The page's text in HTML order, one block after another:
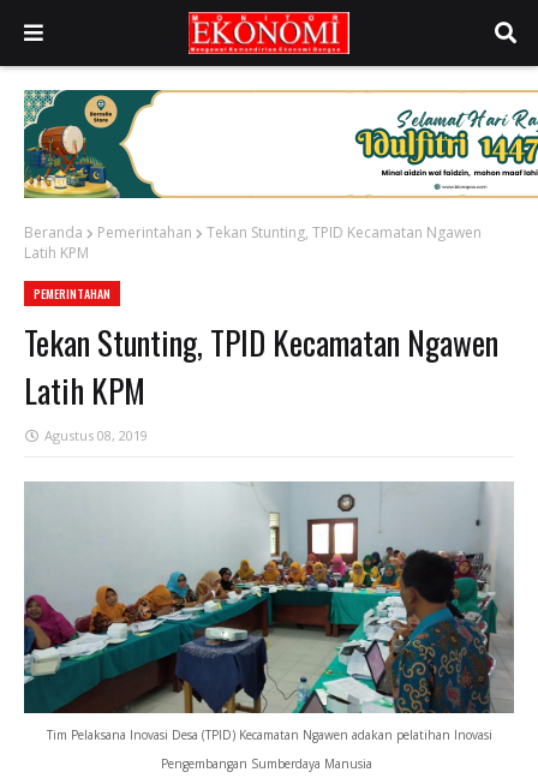
Beranda Pemerintahan
Tekan Stunting, TPID Kecamatan Ngawen
Latih KPM
PEMERINTAHAN
Tekan Stunting, TPID Kecamatan Ngawen
Latih KPM
Agustus 08, 2019
Tim Pelaksana Inovasi Desa (TPID) Kecamatan Ngawen adakan pelatihan Inovasi
Pengembangan Sumberdaya Manusia